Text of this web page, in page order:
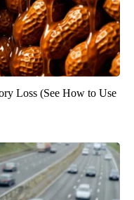
Loss (See How to Use